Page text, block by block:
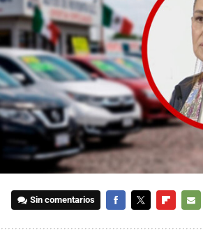
Sin comentarios